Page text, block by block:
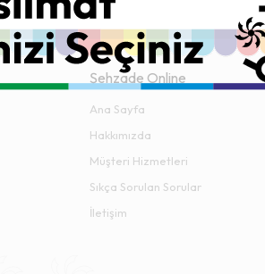
Şehzade Online
Ana Sayfa
Hakkımızda
Müşteri Hizmetleri
Sıkça Sorulan Sorular
İletişim